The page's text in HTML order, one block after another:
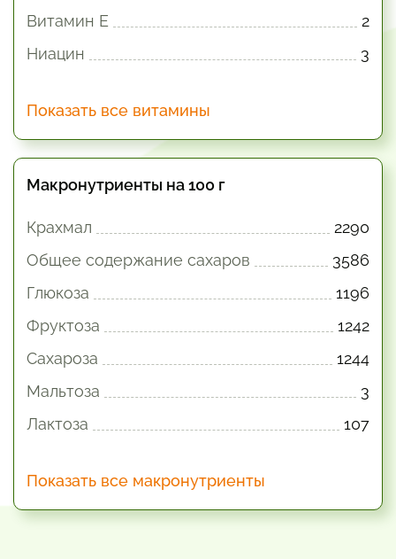
Витамин E
2
Ниацин
3
Показать все витамины
Макронутриенты на 100 г
Крахмал
2290
Общее содержание сахаров
3586
Глюкоза
1196
Фруктоза
1242
Сахароза
1244
Мальтоза
3
Лактоза
107
Показать все макронутриенты